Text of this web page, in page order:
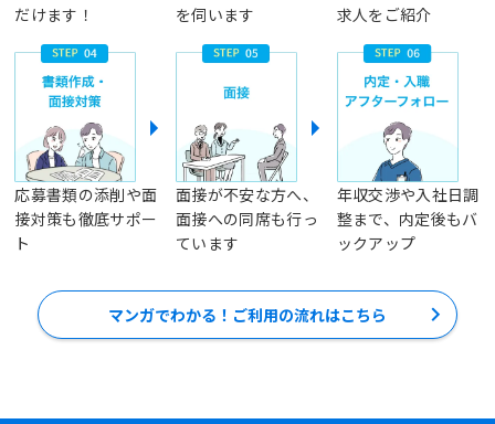
だけます！
を伺います
求人をご紹介
応募書類の添削や面
接対策も徹底サポー
ト
面接が不安な方へ、
面接への同席も行っ
ています
年収交渉や入社日調
整まで、内定後もバ
ックアップ
マンガでわかる！ご利用の流れはこちら